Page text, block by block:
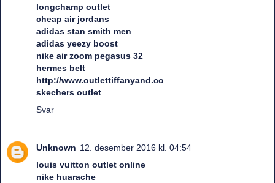
longchamp outlet
cheap air jordans
adidas stan smith men
adidas yeezy boost
nike air zoom pegasus 32
hermes belt
http://www.outlettiffanyand.co
skechers outlet
Svar
Unknown 12. desember 2016 kl. 04:54
louis vuitton outlet online
nike huarache